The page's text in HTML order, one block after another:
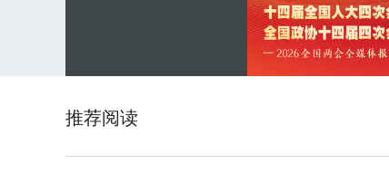
推荐阅读